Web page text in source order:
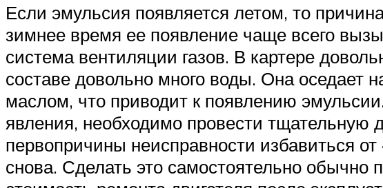
Если эмульсия появляется летом, то
зимнее время ее появление чаще всего
система вентиляции газов. В картере
составе довольно много воды. Она оседает
маслом, что приводит к появлению
явления, необходимо провести тщательную
первопричины неисправности избавиться
снова. Сделать это самостоятельно обычно